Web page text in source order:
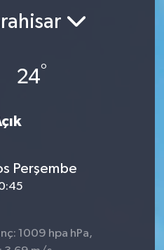
24°
Perşembe
1009 hpa hPa,